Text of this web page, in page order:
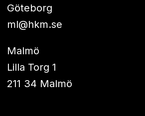
Göteborg
ml@hkm.se
Malmö
Lilla Torg 1
211 34 Malmö